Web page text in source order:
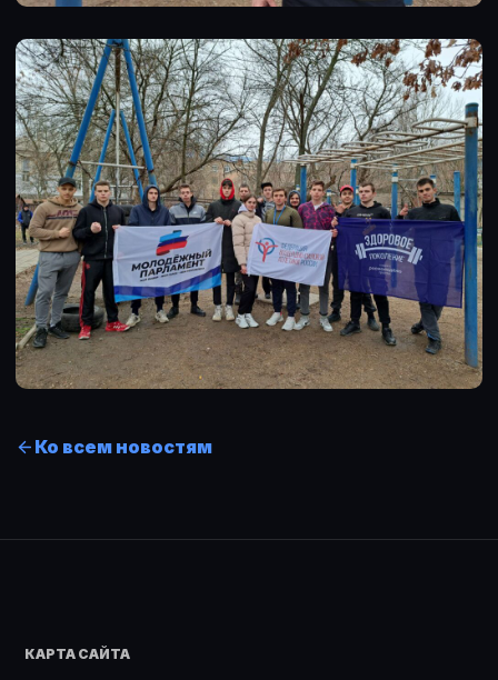
Ко всем новостям
КАРТА САЙТА